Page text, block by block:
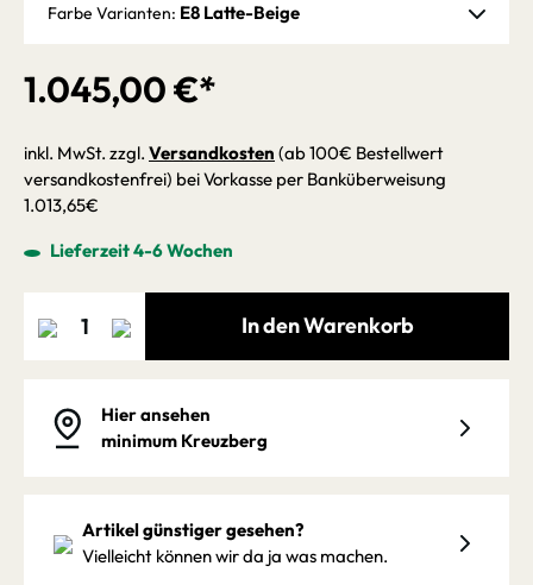
1.045,00 €*
inkl. MwSt. zzgl. Versandkosten (ab 100€ Bestellwert
versandkostenfrei) bei Vorkasse per Banküberweisung
1.013,65€
Lieferzeit 4-6 Wochen
Farbe Varianten: E8 Latte-Beige
In den Warenkorb
Hier ansehen
minimum Kreuzberg
Artikel günstiger gesehen?
Vielleicht können wir da ja was machen.